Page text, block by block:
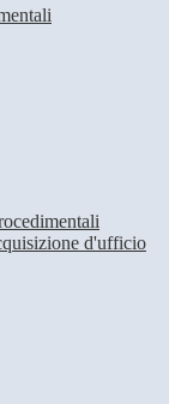
d'ufficio